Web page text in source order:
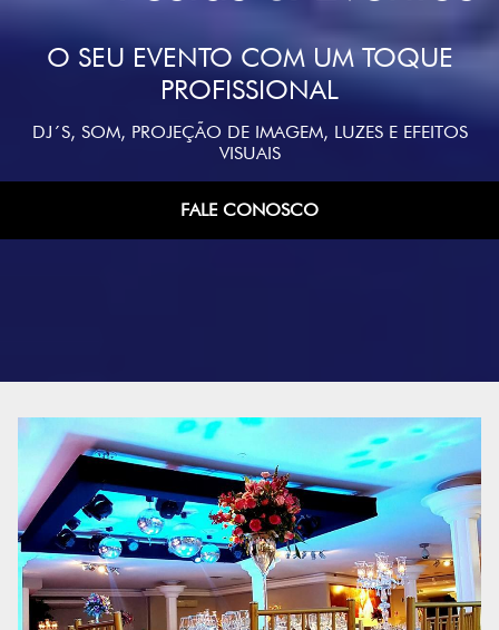
O SEU EVENTO COM UM TOQUE
PROFISSIONAL
DJ´S, SOM, PROJEÇÃO DE IMAGEM, LUZES E EFEITOS
VISUAIS
FALE CONOSCO